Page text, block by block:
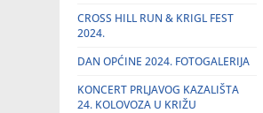
CROSS HILL RUN & KRIGL FEST
2024.
DAN OPĆINE 2024. FOTOGALERIJA
KONCERT PRLJAVOG KAZALIŠTA
24. KOLOVOZA U KRIŽU